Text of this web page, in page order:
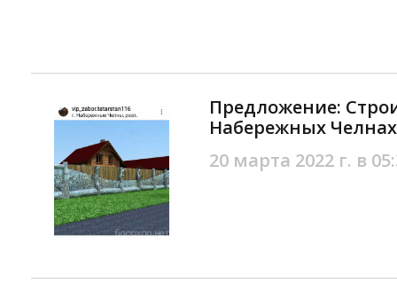
Предложение:
Набережных Челнах
20 марта 2022 г. в